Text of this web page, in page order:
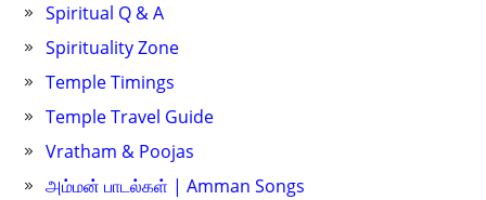
Spiritual Q & A
Spirituality Zone
Temple Timings
Temple Travel Guide
Vratham & Poojas
அம்மன் பாடல்கள் | Amman Songs